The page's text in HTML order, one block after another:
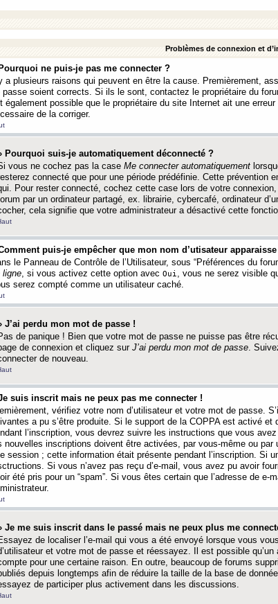
Problèmes de connexion et
ne puis-je pas me connecter ?
y a plusieurs raisons qui peuvent en être la cause. Premièrement,
passe soient corrects. Si ils le sont, contactez le propriétaire du
également possible que le propriétaire du site Internet ait une
de la corriger.
Pourquoi suis-je automatiquement déconnecté ?
vous ne cochez pas la case Me connecter automatiquement
connecté que pour une période prédéfinie. Cette prévention
Pour rester connecté, cochez cette case lors de votre
par un ordinateur partagé, ex. librairie, cybercafé, ordinateur
cela signifie que votre administrateur a désactivé cette
puis-je empêcher que mon nom d’utisateur
le Panneau de Contrôle de l’Utilisateur, sous “Préférences du
ligne, si vous activez cette option avec Oui , vous ne serez visible
serez compté comme un utilisateur caché.
J’ai perdu mon mot de passe !
de panique ! Bien que votre mot de passe ne puisse pas être
de connexion et cliquez sur J’ai perdu mon mot de passe.
de nouveau.
suis inscrit mais ne peux pas me connecter !
vérifiez votre nom d’utilisateur et votre mot de passe.
a pu s’être produite. Si le support de la COPPA est activé
l’inscription, vous devrez suivre les instructions que vous
nouvelles inscriptions doivent être activées, par vous-même ou
session ; cette information était présente pendant l’inscription. Si
Si vous n’avez pas reçu d’e-mail, vous avez pu avoir
été pris pour un “spam”. Si vous êtes certain que l’adresse de
Je me suis inscrit dans le passé mais ne peux plus me
de localiser l’e-mail qui vous a été envoyé lorsque vous
et votre mot de passe et réessayez. Il est possible
pour une certaine raison. En outre, beaucoup de forums
depuis longtemps afin de réduire la taille de la base de
de participer plus activement dans les discussions.